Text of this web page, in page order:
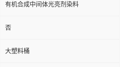
有机合成中间体光亮剂染料
否
大塑料桶